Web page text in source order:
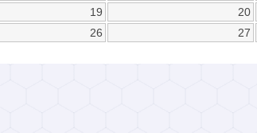
19 20
26 27